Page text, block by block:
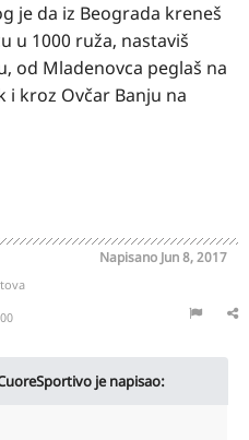
je da iz Beograda kreneš
u 1000 ruža, nastaviš
od Mladenovca peglaš na
i kroz Ovčar Banju na
Napisano Jun 8, 2017
je napisao: